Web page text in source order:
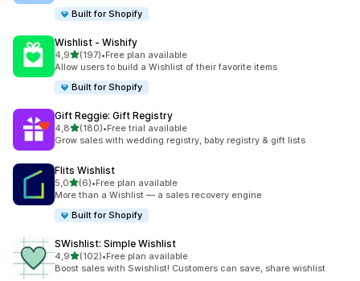
Built for Shopify
Wishlist ‑ Wishify
4,9stelle su 5
(197)
197 recensioni totali
•Free plan available
Allow users to build a Wishlist of their favorite items
Built for Shopify
Gift Reggie: Gift Registry
4,8stelle su 5
(180)
180 recensioni totali
•Free trial available
Grow sales with wedding registry, baby registry & gift lists
Flits Wishlist
5,0stelle su 5
(6)
6 recensioni totali
•Free plan available
More than a Wishlist — a sales recovery engine
Built for Shopify
SWishlist: Simple Wishlist
4,9stelle su 5
(102)
102 recensioni totali
•Free plan available
Boost sales with Swishlist! Customers can save, share wishlist